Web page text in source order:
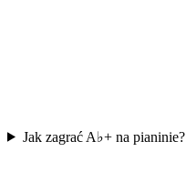
Jak zagrać A♭+ na pianinie?